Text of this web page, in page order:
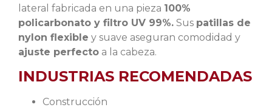
lateral fabricada en una pieza 100%
policarbonato y filtro UV 99%. Sus patillas de
nylon flexible y suave aseguran comodidad y
ajuste perfecto a la cabeza.
INDUSTRIAS RECOMENDADAS
Construcción